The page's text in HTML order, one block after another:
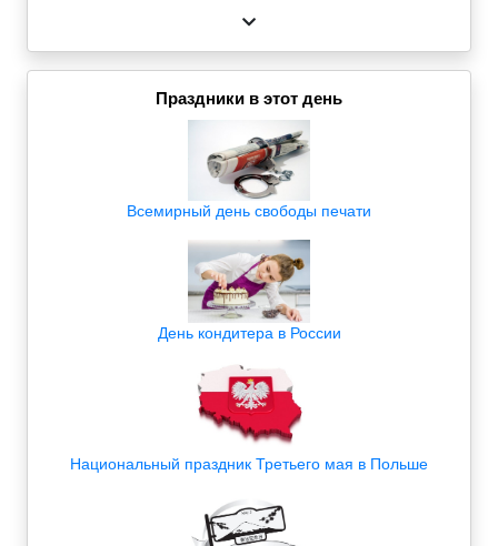
Праздники в этот день
Всемирный день свободы печати
День кондитера в России
Национальный праздник Третьего мая в Польше